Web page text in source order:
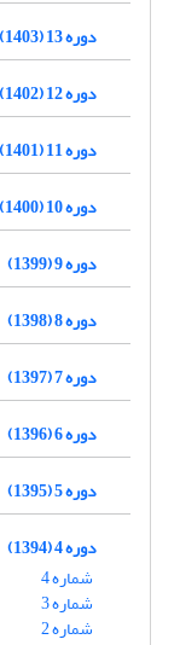
دوره 13 (1403)
دوره 12 (1402)
دوره 11 (1401)
دوره 10 (1400)
دوره 9 (1399)
دوره 8 (1398)
دوره 7 (1397)
دوره 6 (1396)
دوره 5 (1395)
دوره 4 (1394)
شماره 4
شماره 3
شماره 2